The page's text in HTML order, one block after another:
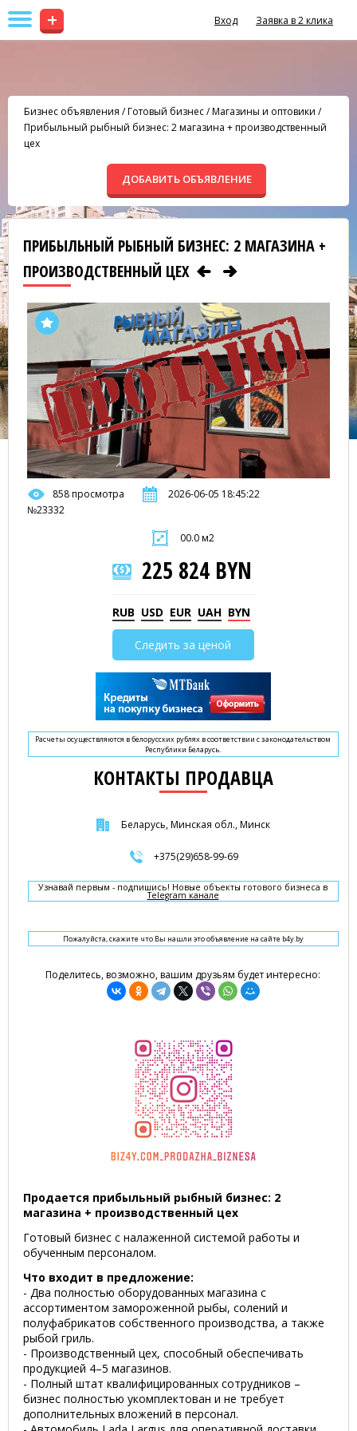
+ Вход Заявка в 2 клика
Бизнес объявления /Готовый бизнес/Магазины и оптовики /
Прибыльный рыбный бизнес: 2 магазина + производственный
цех
ДОБАВИТЬ ОБЪЯВЛЕНИЕ
ПРИБЫЛЬНЫЙ РЫБНЫЙ БИЗНЕС: 2 МАГАЗИНА +
ПРОИЗВОДСТВЕННЫЙ ЦЕХ
858 просмотра
2026-06-05 18:45:22
№23332
00.0 м2
225 824 BYN
RUB USD EUR UAH BYN
Следить за ценой
Расчеты осуществляются в белорусских рублях в соответствии с законодательством
Республики Беларусь.
КОНТАКТЫ ПРОДАВЦА
Беларусь, Минская обл., Минск
+375(29)658-99-69
Узнавай первым - подпишись! Новые объекты готового бизнеса в
Telegram канале
Пожалуйста, скажите что Вы нашли это объявление на сайте b4y.by
Поделитесь, возможно, вашим друзьям будет интересно:
Продается прибыльный рыбный бизнес: 2
магазина + производственный цех
Готовый бизнес с налаженной системой работы и
обученным персоналом.
Что входит в предложение:
- Два полностью оборудованных магазина с
ассортиментом замороженной рыбы, солений и
полуфабрикатов собственного производства, а также
рыбой гриль.
- Производственный цех, способный обеспечивать
продукцией 4–5 магазинов.
- Полный штат квалифицированных сотрудников –
бизнес полностью укомплектован и не требует
дополнительных вложений в персонал.